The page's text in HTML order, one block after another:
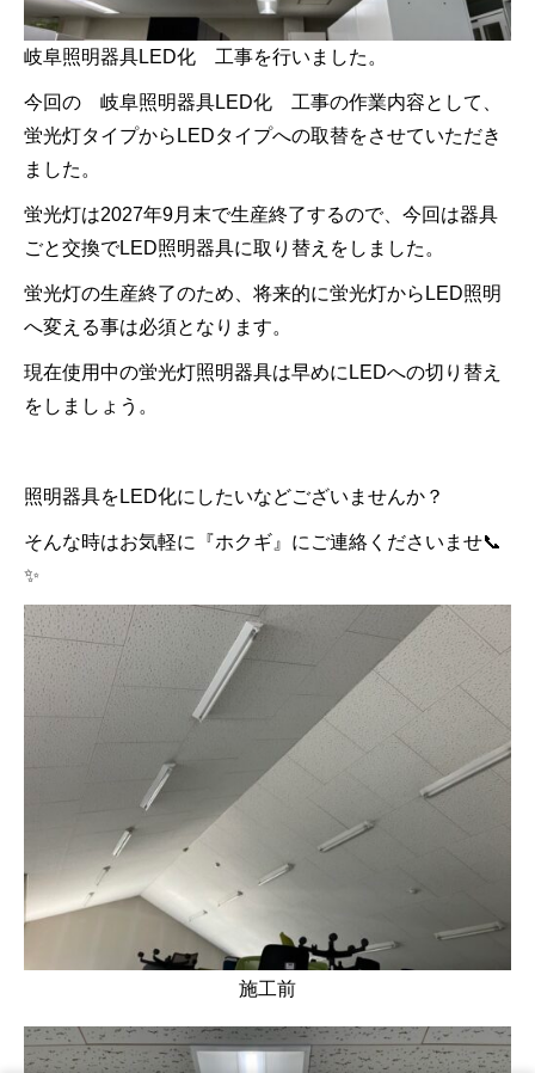
岐阜照明器具LED化 工事を行いました。
今回の 岐阜照明器具LED化 工事の作業内容として、
蛍光灯タイプからLEDタイプへの取替をさせていただき
ました。
蛍光灯は2027年9月末で生産終了するので、今回は器具
ごと交換でLED照明器具に取り替えをしました。
蛍光灯の生産終了のため、将来的に蛍光灯からLED照明
へ変える事は必須となります。
現在使用中の蛍光灯照明器具は早めにLEDへの切り替え
をしましょう。
照明器具をLED化にしたいなどございませんか？
そんな時はお気軽に『ホクギ』にご連絡くださいませ📞
✨
施工前